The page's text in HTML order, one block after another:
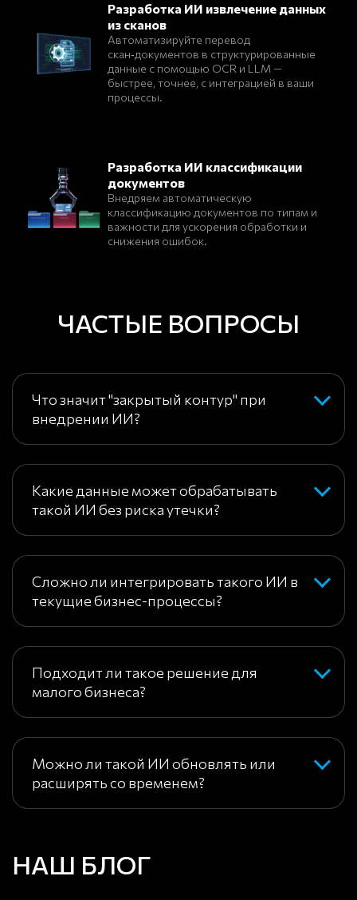
Разработка ИИ извлечение данных
из сканов
Автоматизируйте перевод
скан‑документов в структурированные
данные с помощью OCR и LLM —
быстрее, точнее, с интеграцией в ваши
процессы.
Разработка ИИ классификации
документов
Внедряем автоматическую
классификацию документов по типам и
важности для ускорения обработки и
снижения ошибок.
ЧАСТЫЕ ВОПРОСЫ
Что значит "закрытый контур" при
внедрении ИИ?
Какие данные может обрабатывать
такой ИИ без риска утечки?
Сложно ли интегрировать такого ИИ в
текущие бизнес-процессы?
Подходит ли такое решение для
малого бизнеса?
Можно ли такой ИИ обновлять или
расширять со временем?
НАШ БЛОГ